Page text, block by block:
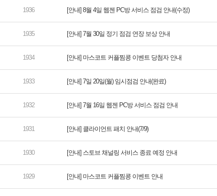
[안내] 8월 4일 웹젠 PC방 서비스 점검 안내(수정)
[안내] 7월 30일 정기 점검 연장 보상 안내
[안내] 마스코트 커플찜콩 이벤트 당첨자 안내
[안내] 7일 20일(월) 임시점검 안내(완료)
[안내] 7월 16일 웹젠 PC방 서비스 점검 안내
[안내] 클라이언트 패치 안내(7/9)
[안내] 스토브 채널링 서비스 종료 예정 안내
[안내] 마스코트 커플찜콩 이벤트 안내